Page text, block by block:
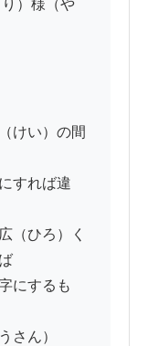
）様（や
けい）の間
すれば違
（ひろ）く
にするも
ん）